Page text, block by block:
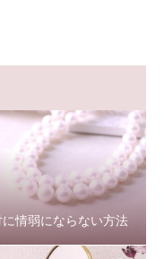
に情弱にならない方法